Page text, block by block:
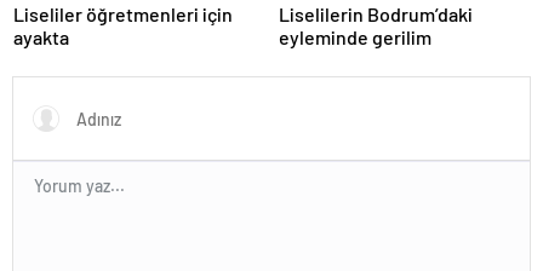
Liseliler öğretmenleri için
ayakta
Liselilerin Bodrum’daki
eyleminde gerilim